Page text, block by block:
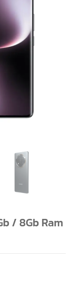
/ 8Gb Ram